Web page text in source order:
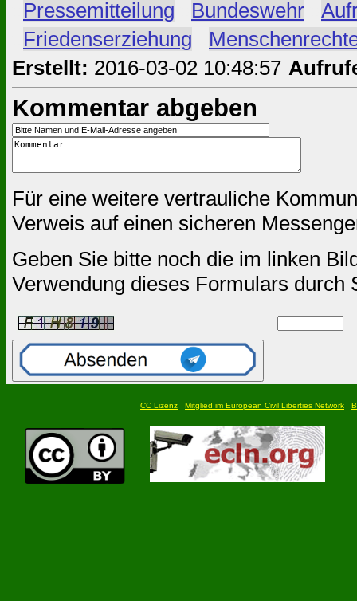
Pressemitteilung Bundeswehr
Friedenserziehung
Erstellt: 2016-03-02 10:48:57
Kommentar abgeben
Für eine weitere vertrauliche
Verweis auf einen sicheren
Geben Sie bitte noch die im linken
Verwendung dieses Formulars durch
CC Lizenz Mitglied im European Civil Liberties Network